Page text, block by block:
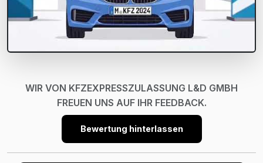
WIR VON KFZEXPRESSZULASSUNG L&D GMBH
FREUEN UNS AUF IHR FEEDBACK.
Bewertung hinterlassen